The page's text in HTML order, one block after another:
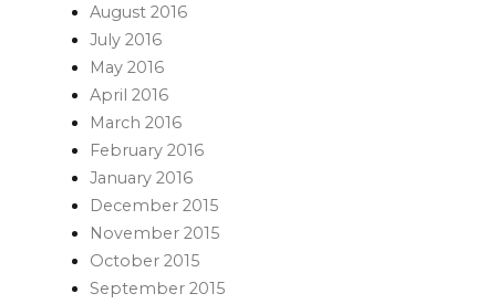
August 2016
July 2016
May 2016
April 2016
March 2016
February 2016
January 2016
December 2015
November 2015
October 2015
September 2015